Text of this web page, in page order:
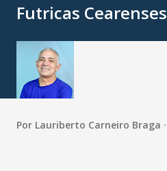
Futricas Cearenses
Por Lauriberto Carneiro Braga